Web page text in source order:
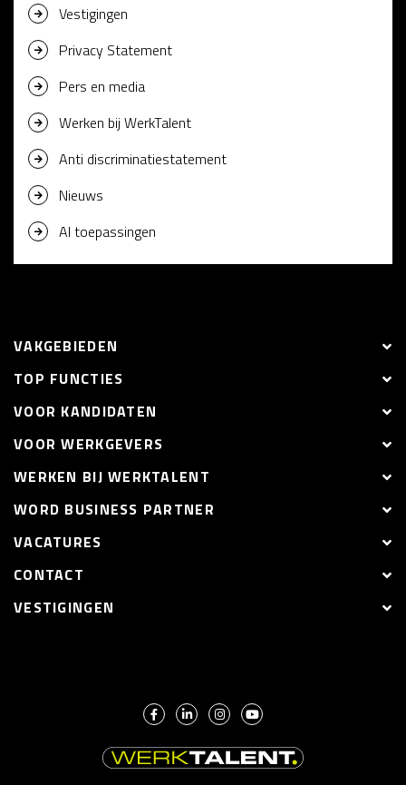
Vestigingen
Privacy Statement
Pers en media
Werken bij WerkTalent
Anti discriminatiestatement
Nieuws
AI toepassingen
VAKGEBIEDEN
TOP FUNCTIES
VOOR KANDIDATEN
VOOR WERKGEVERS
WERKEN BIJ WERKTALENT
WORD BUSINESS PARTNER
VACATURES
CONTACT
VESTIGINGEN